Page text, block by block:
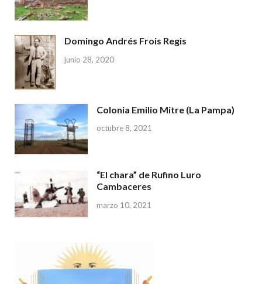
Domingo Andrés Frois Regis
junio 28, 2020
Colonia Emilio Mitre (La Pampa)
octubre 8, 2021
“El chara” de Rufino Luro
Cambaceres
marzo 10, 2021